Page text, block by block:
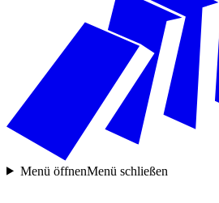
Menü öffnenMenü schließen